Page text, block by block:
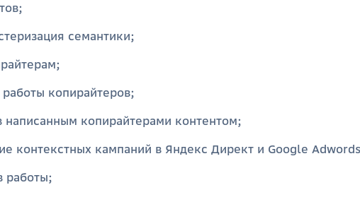
семантики;
работы копирайтеров;
написанным копирайтерами контентом;
контекстных кампаний в Яндекс Директ и Google
работы;